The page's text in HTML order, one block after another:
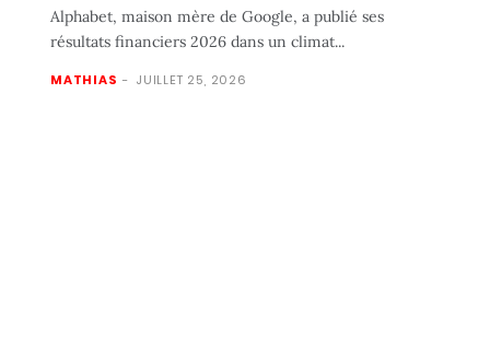
Alphabet, maison mère de Google, a publié ses
résultats financiers 2026 dans un climat...
MATHIAS - JUILLET 25, 2026